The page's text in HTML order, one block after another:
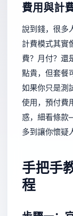
費用與計
說到錢，很多
計費模式其實
費？月付？還
點貴，但套餐
如果你只是測
使用，預付費
惑，細看條款
多到讓你懷疑
手把手
程